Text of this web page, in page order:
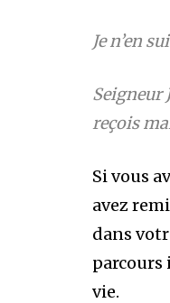
Je n’en
Seigneur
reçois
Si vous
avez
dans
parcours
vie.